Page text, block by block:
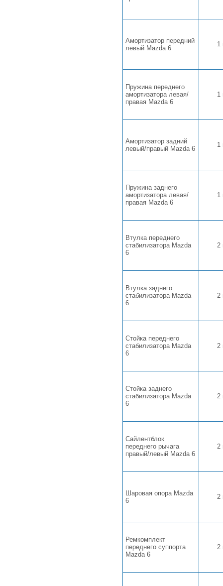
Амортизатор передний
левый Mazda 6
1
Пружина переднего
амортизатора левая/
правая Mazda 6
1
Амортизатор задний
левый/правый Mazda 6
1
Пружина заднего
амортизатора левая/
правая Mazda 6
1
Втулка переднего
стабилизатора Mazda
6
2
Втулка заднего
стабилизатора Mazda
6
2
Стойка переднего
стабилизатора Mazda
6
2
Стойка заднего
стабилизатора Mazda
6
2
Сайлентблок
переднего рычага
правый/левый Mazda 6
2
Шаровая опора Mazda
6
2
Ремкомплект
переднего суппорта
Mazda 6
2